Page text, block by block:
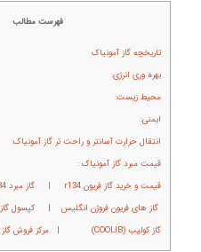
فهرست مطالب
تاریخچه گاز آمونیاک
بهره وری انرژی:
محیط زیست:
ایمنی:
انتقال حرارت آسانتر و راحت تر گاز آمونیاک:
قیمت مبرد گاز آمونیاک :
قیمت و خرید گاز فریون r134 | گاز مبرد r134 رفریجرانت
گاز های فریون فروژن انگلیس | کپسول گاز r22
گاز کولیب (COOLIB) | مرکز فروش گاز کولر خودرو